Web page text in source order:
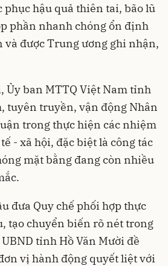
hậu quả thiên tai, bão lũ
phần nhanh chóng ổn định
và được Trung ương ghi nhận,
Ủy ban MTTQ Việt Nam tỉnh
tuyên truyền, vận động Nhân
trong thực hiện các nhiệm
- xã hội, đặc biệt là công tác
mặt bằng đang còn nhiều
đưa Quy chế phối hợp thực
tạo chuyển biến rõ nét trong
tỉnh Hồ Văn Mười đề
vị hành động quyết liệt với